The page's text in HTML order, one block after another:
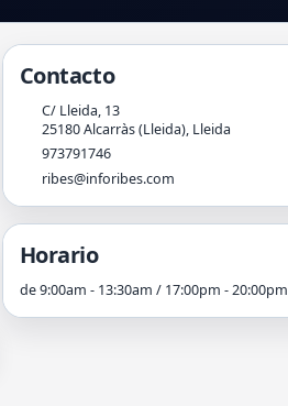
Contacto
C/ Lleida, 13
25180Alcarràs (Lleida), Lleida
973791746
ribes@inforibes.com
Horario
de 9:00am - 13:30am / 17:00pm - 20:00pm